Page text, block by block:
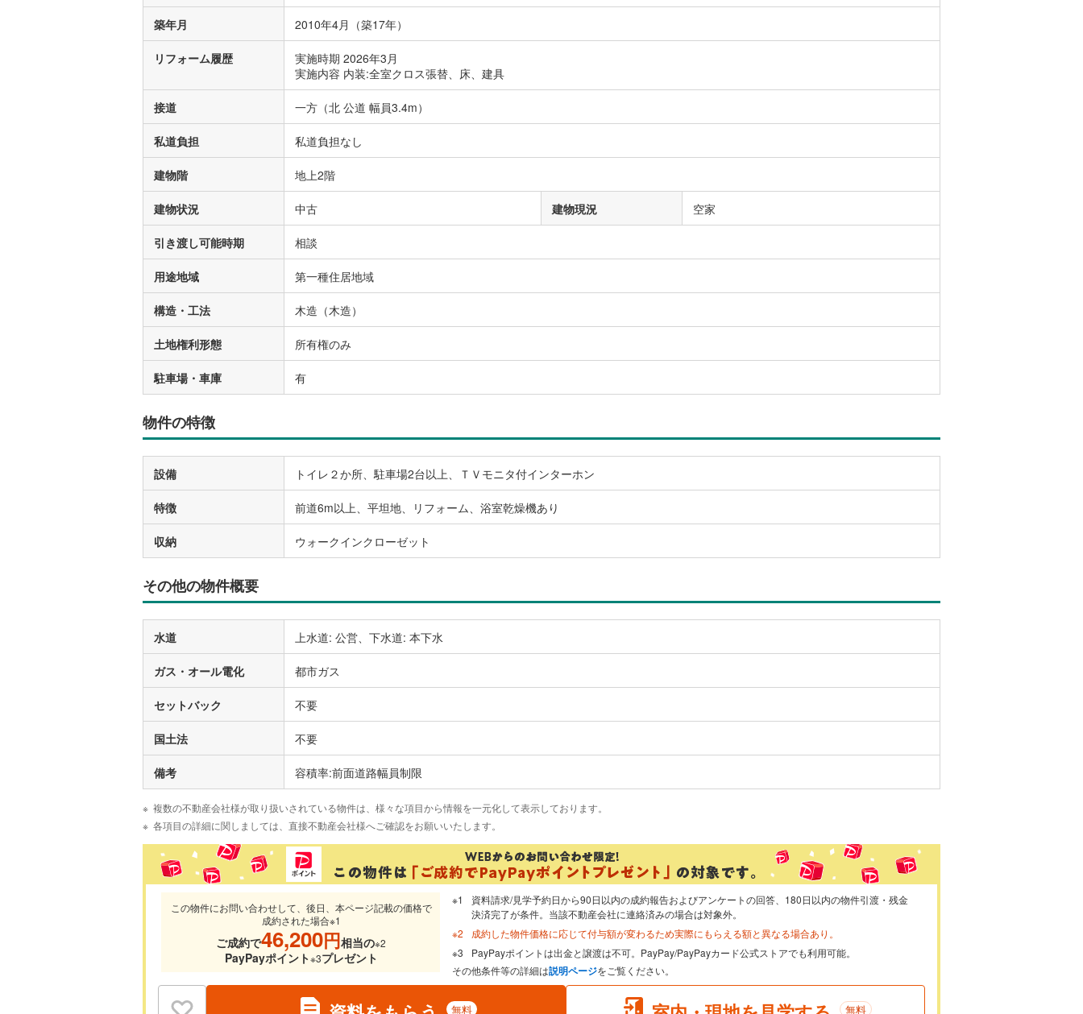
築年月 2010年4月（築17年）
リフォーム履歴
実施時期 2026年3月
実施内容 内装:全室クロス張替、床、建具
接道 一方（北 公道 幅員3.4m）
私道負担 私道負担なし
建物階 地上2階
建物状況 中古 建物現況 空家
引き渡し可能時期 相談
用途地域 第一種住居地域
構造・工法 木造（木造）
土地権利形態 所有権のみ
駐車場・車庫 有
物件の特徴
設備 トイレ２か所、駐車場2台以上、ＴＶモニタ付インターホン
特徴 前道6m以上、平坦地、リフォーム、浴室乾燥機あり
収納 ウォークインクローゼット
その他の物件概要
水道 上水道: 公営、下水道: 本下水
ガス・オール電化 都市ガス
セットバック 不要
国土法 不要
備考 容積率:前面道路幅員制限
複数の不動産会社様が取り扱いされている物件は、様々な項目から情報を一元化して表示しております。
各項目の詳細に関しましては、直接不動産会社様へご確認をお願いいたします。
この物件にお問い合わせして、後日、本ページ記載の価格で
成約された場合※1
ご成約で46,200円相当の※2
PayPayポイント※3プレゼント
資料請求/見学予約日から90日以内の成約報告およびアンケートの回答、180日以内の物件引渡・残金
決済完了が条件。当該不動産会社に連絡済みの場合は対象外。
成約した物件価格に応じて付与額が変わるため実際にもらえる額と異なる場合あり。
PayPayポイントは出金と譲渡は不可。PayPay/PayPayカード公式ストアでも利用可能。
その他条件等の詳細は説明ページをご覧ください。
無料 無料